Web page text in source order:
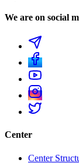
We are on social
Center
Center